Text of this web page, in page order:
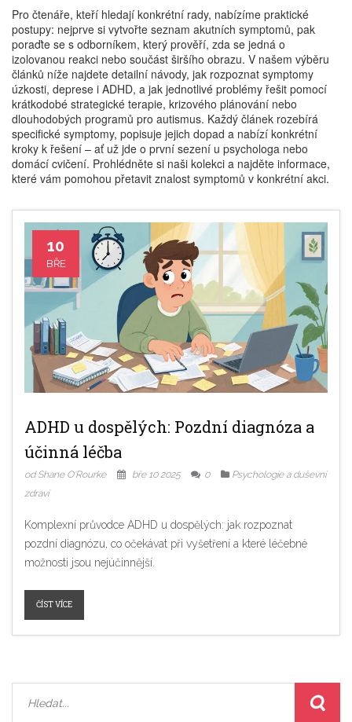
Pro čtenáře, kteří hledají konkrétní rady, nabízíme praktické
postupy: nejprve si vytvořte seznam akutních symptomů, pak
poraďte se s odborníkem, který prověří, zda se jedná o
izolovanou reakci nebo součást širšího obrazu. V našem výběru
článků níže najdete detailní návody, jak rozpoznat symptomy
úzkosti, deprese i ADHD, a jak jednotlivé problémy řešit pomocí
krátkodobé strategické terapie, krizového plánování nebo
dlouhodobých programů pro autismus. Každý článek rozebírá
specifické symptomy, popisuje jejich dopad a nabízí konkrétní
kroky k řešení – ať už jde o první sezení u psychologa nebo
domácí cvičení. Prohlédněte si naši kolekci a najděte informace,
které vám pomohou přetavit znalost symptomů v konkrétní akci.
10
BŘE
ADHD u dospělých: Pozdní diagnóza a
účinná léčba
od Shane O'Rourke bře 10 2025 0
Psychologie a duševní
zdraví
Komplexní průvodce ADHD u dospělých: jak rozpoznat
pozdní diagnózu, co očekávat při vyšetření a které léčebné
možnosti jsou nejúčinnější.
ČÍST VÍCE